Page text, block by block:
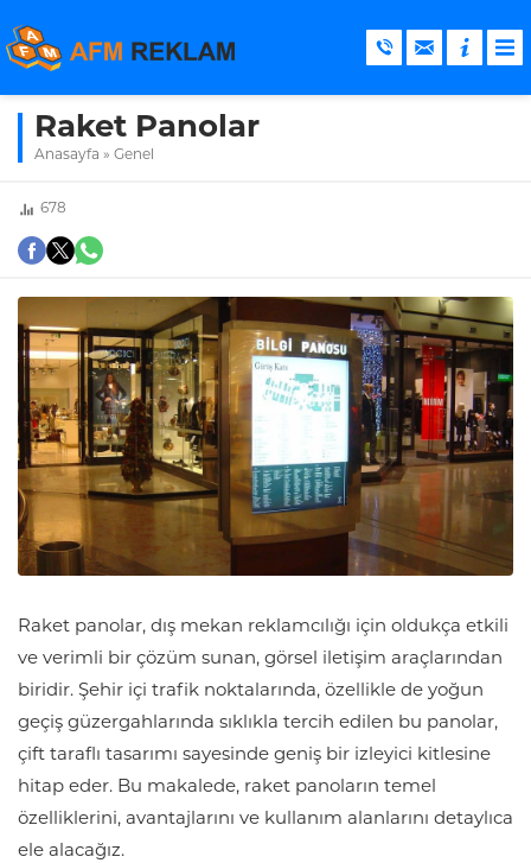
Raket Panolar
Anasayfa » Genel
678
Raket panolar, dış mekan reklamcılığı için oldukça etkili
ve verimli bir çözüm sunan, görsel iletişim araçlarından
biridir. Şehir içi trafik noktalarında, özellikle de yoğun
geçiş güzergahlarında sıklıkla tercih edilen bu panolar,
çift taraflı tasarımı sayesinde geniş bir izleyici kitlesine
hitap eder. Bu makalede, raket panoların temel
özelliklerini, avantajlarını ve kullanım alanlarını detaylıca
ele alacağız.